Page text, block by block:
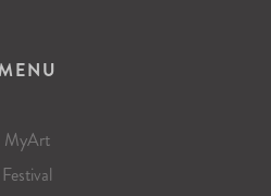
MyArt
Festival